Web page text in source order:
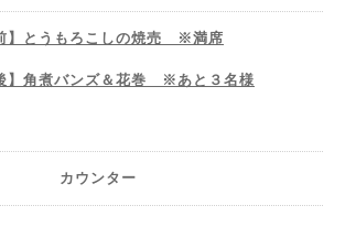
】とうもろこしの焼売 ※満席
】角煮バンズ＆花巻 ※あと３名様
カウンター